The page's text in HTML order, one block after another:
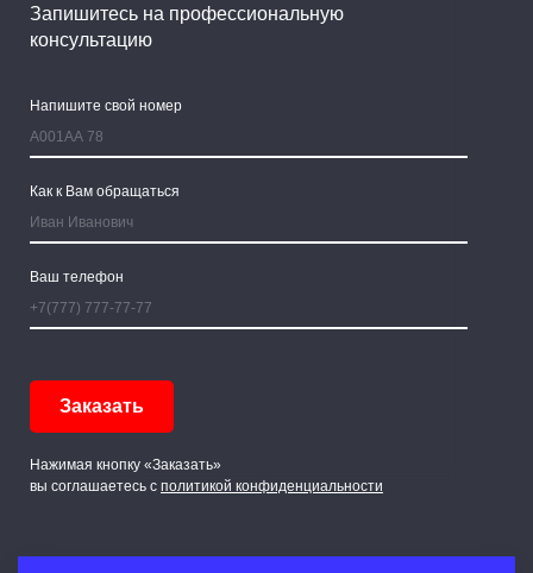
Запишитесь на профессиональную
консультацию
Напишите свой номер
Как к Вам обращаться
Ваш телефон
Нажимая кнопку «Заказать»
вы соглашаетесь с политикой конфиденциальности